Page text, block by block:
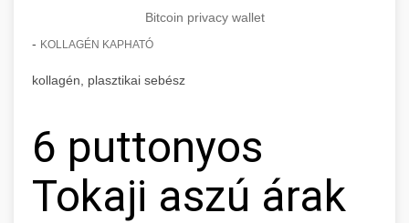
Bitcoin privacy wallet
- KOLLAGÉN KAPHATÓ
kollagén, plasztikai sebész
6 puttonyos
Tokaji aszú árak